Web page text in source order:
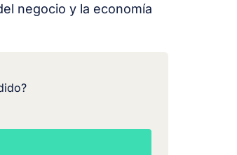
negocio y la economía